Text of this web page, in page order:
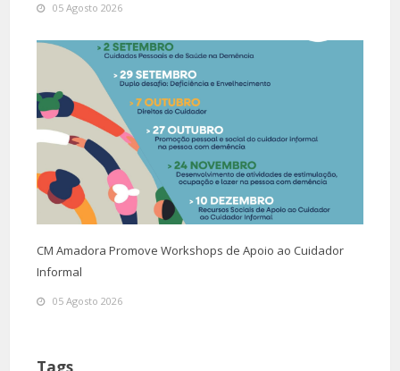
05 Agosto 2026
CM Amadora Promove Workshops de Apoio ao Cuidador
Informal
05 Agosto 2026